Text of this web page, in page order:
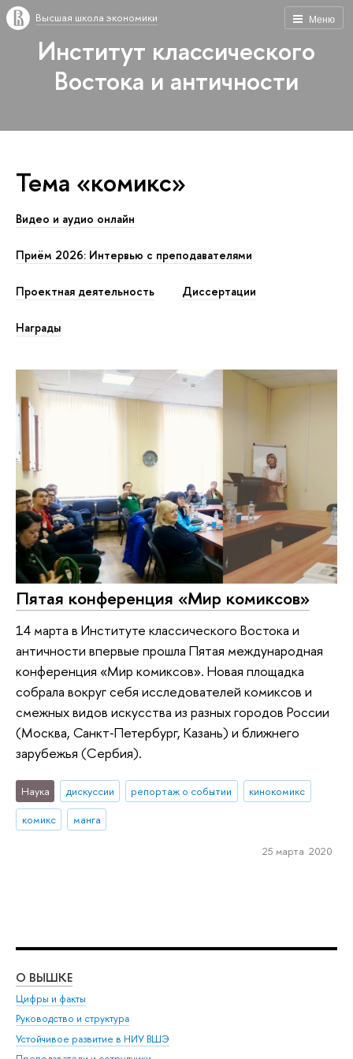
Меню
Высшая школа экономики
Институт классического
Востока и античности
Тема «комикс»
Видео и аудио онлайн
Приём 2026: Интервью с преподавателями
Проектная деятельность Диссертации
Награды
Пятая конференция «Мир комиксов»
14 марта в Институте классического Востока и
античности впервые прошла Пятая международная
конференция «Мир комиксов». Новая площадка
собрала вокруг себя исследователей комиксов и
смежных видов искусства из разных городов России
(Москва, Санкт‑Петербург, Казань) и ближнего
зарубежья (Сербия).
Наука дискуссии репортаж о событии
кинокомикс
комикс
манга
25 марта 2020
О ВЫШКЕ
Цифры и факты
Руководство и структура
Устойчивое развитие в НИУ ВШЭ